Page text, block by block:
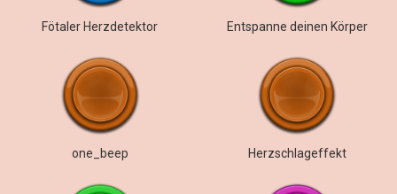
Fötaler Herzdetektor Entspanne deinen Körper
one_beep Herzschlageffekt